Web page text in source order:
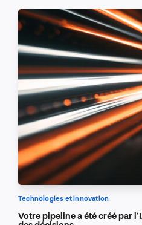
Technologies et innovation
Votre pipeline a été créé par